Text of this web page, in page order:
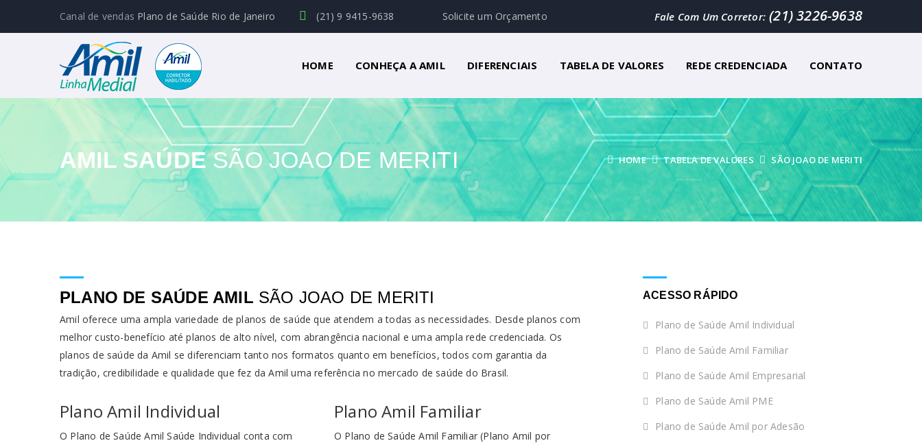
Canal de vendas Plano de Saúde Rio de Janeiro (21) 9 9415-9638 Solicite um Orçamento Fale Com Um Corretor: (21) 3226-9638
HOME CONHEÇA A AMIL DIFERENCIAIS TABELA DE VALORES REDE CREDENCIADA CONTATO
AMIL SAÚDESÃO JOAO DE MERITI HOME TABELA DE VALORES SÃO JOAO DE MERITI
PLANO DE SAÚDE AMIL SÃO JOAO DE MERITI
Amil oferece uma ampla variedade de planos de saúde que atendem a todas as necessidades. Desde planos com
melhor custo-benefício até planos de alto nível, com abrangência nacional e uma ampla rede credenciada. Os
planos de saúde da Amil se diferenciam tanto nos formatos quanto em benefícios, todos com garantia da
tradição, credibilidade e qualidade que fez da Amil uma referência no mercado de saúde do Brasil.
Plano Amil Individual
O Plano de Saúde Amil Saúde Individual conta com
Plano Amil Familiar
O Plano de Saúde Amil Familiar (Plano Amil por
ACESSO RÁPIDO
Plano de Saúde Amil Individual
Plano de Saúde Amil Familiar
Plano de Saúde Amil Empresarial
Plano de Saúde Amil PME
Plano de Saúde Amil por Adesão